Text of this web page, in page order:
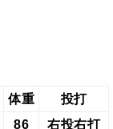
体重
投打
86 右投右打